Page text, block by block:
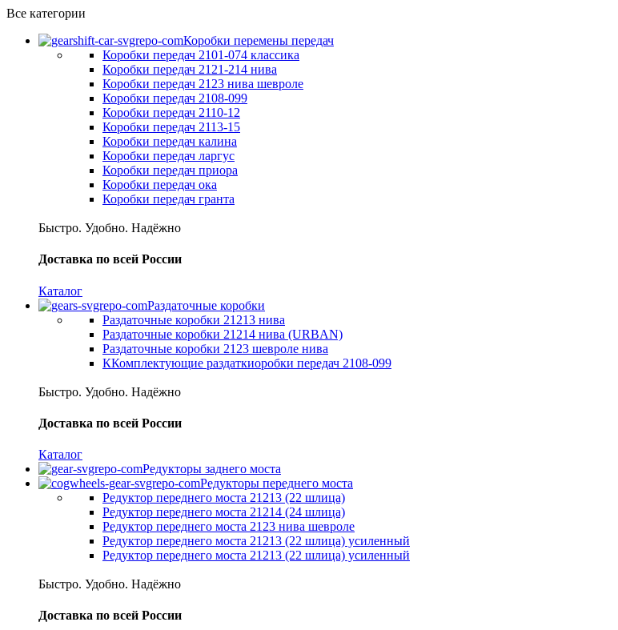
Все категории
Коробки перемены передач
Коробки передач 2101-074 классика
Коробки передач 2121-214 нива
Коробки передач 2123 нива шевроле
Коробки передач 2108-099
Коробки передач 2110-12
Коробки передач 2113-15
Коробки передач калина
Коробки передач ларгус
Коробки передач приора
Коробки передач ока
Коробки передач гранта
Быстро. Удобно. Надёжно
Доставка по всей России
Каталог
Раздаточные коробки
Раздаточные коробки 21213 нива
Раздаточные коробки 21214 нива (URBAN)
Раздаточные коробки 2123 шевроле нива
ККомплектующие раздаткиоробки передач 2108-099
Быстро. Удобно. Надёжно
Доставка по всей России
Каталог
Редукторы заднего моста
Редукторы переднего моста
Редуктор переднего моста 21213 (22 шлица)
Редуктор переднего моста 21214 (24 шлица)
Редуктор переднего моста 2123 нива шевроле
Редуктор переднего моста 21213 (22 шлица) усиленный
Редуктор переднего моста 21213 (22 шлица) усиленный
Быстро. Удобно. Надёжно
Доставка по всей России